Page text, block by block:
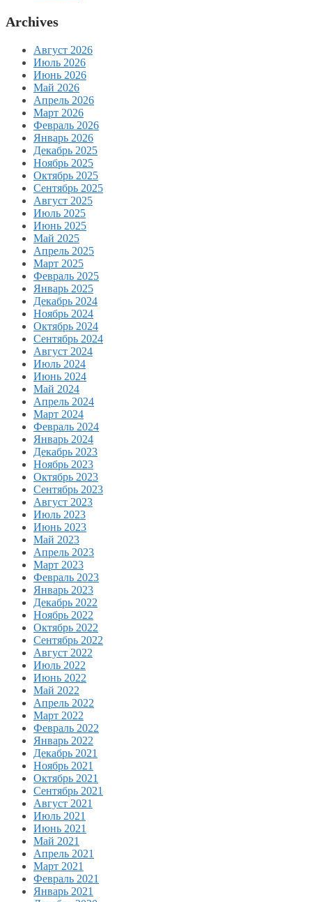
Archives
Август 2026
Июль 2026
Июнь 2026
Май 2026
Апрель 2026
Март 2026
Февраль 2026
Январь 2026
Декабрь 2025
Ноябрь 2025
Октябрь 2025
Сентябрь 2025
Август 2025
Июль 2025
Июнь 2025
Май 2025
Апрель 2025
Март 2025
Февраль 2025
Январь 2025
Декабрь 2024
Ноябрь 2024
Октябрь 2024
Сентябрь 2024
Август 2024
Июль 2024
Июнь 2024
Май 2024
Апрель 2024
Март 2024
Февраль 2024
Январь 2024
Декабрь 2023
Ноябрь 2023
Октябрь 2023
Сентябрь 2023
Август 2023
Июль 2023
Июнь 2023
Май 2023
Апрель 2023
Март 2023
Февраль 2023
Январь 2023
Декабрь 2022
Ноябрь 2022
Октябрь 2022
Сентябрь 2022
Август 2022
Июль 2022
Июнь 2022
Май 2022
Апрель 2022
Март 2022
Февраль 2022
Январь 2022
Декабрь 2021
Ноябрь 2021
Октябрь 2021
Сентябрь 2021
Август 2021
Июль 2021
Июнь 2021
Май 2021
Апрель 2021
Март 2021
Февраль 2021
Январь 2021